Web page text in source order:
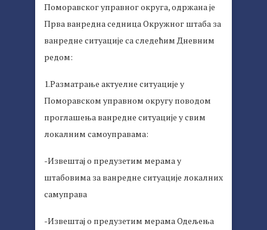
Поморавског управног округа, одржана је
Прва ванредна седница Окружног штаба за
ванредне ситуације са следећим Дневним
редом:
1.Разматрање актуелне ситуације у
Поморавском управном округу поводом
проглашења ванредне ситуације у свим
локалним самоуправама:
-Извештај о предузетим мерама у
штабовима за ванредне ситуације локалних
самуправа
-Извештај о предузетим мерама Одељења